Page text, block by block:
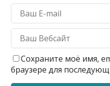
Сохраните моё имя,
браузере для